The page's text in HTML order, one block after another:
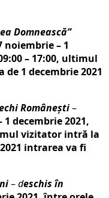
Domnească”
noiembrie – 1
– 17:00, ultimul
1 decembrie 2021
Româneşti–
decembrie 2021,
vizitator intră la
intrarea va fi
–deschis în